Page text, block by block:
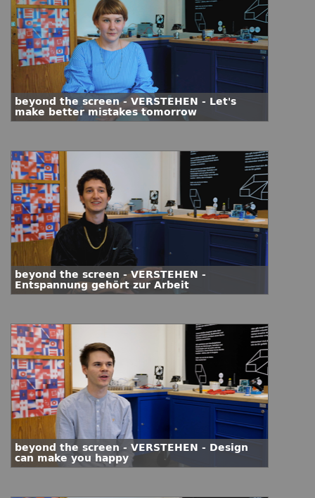
beyond the screen - VERSTEHEN - Let's
make better mistakes tomorrow
beyond the screen - VERSTEHEN -
Entspannung gehört zur Arbeit
beyond the screen - VERSTEHEN - Design
can make you happy